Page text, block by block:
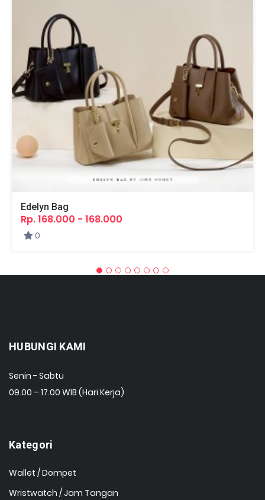
Edelyn Bag
Rp. 168.000 - 168.000
0
HUBUNGI KAMI
Senin - Sabtu
09.00 – 17.00 WIB (Hari Kerja)
Kategori
Wallet / Dompet
Wristwatch / Jam Tangan